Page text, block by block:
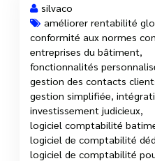
3 Juil, 2025
silvaco
améliorer rentabilité
conformité aux normes
entreprises du bâtiment
fonctionnalités
gestion des contacts
gestion simplifiée
investissement judicieux
logiciel comptabilité
logiciel de comptabilité
logiciel de comptabilité